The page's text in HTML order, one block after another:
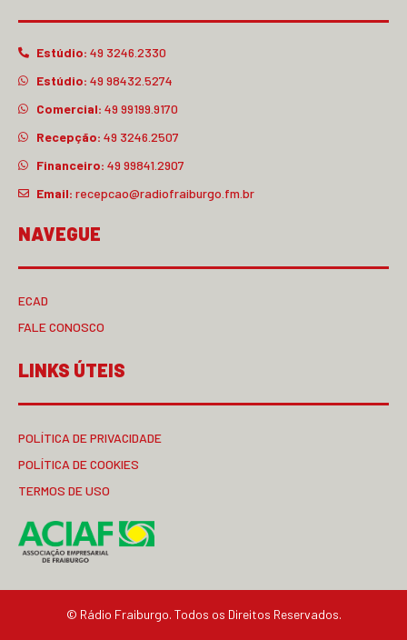
Estúdio: 49 3246.2330
Estúdio: 49 98432.5274
Comercial: 49 99199.9170
Recepção: 49 3246.2507
Financeiro: 49 99841.2907
Email: recepcao@radiofraiburgo.fm.br
NAVEGUE
ECAD
FALE CONOSCO
LINKS ÚTEIS
POLÍTICA DE PRIVACIDADE
POLÍTICA DE COOKIES
TERMOS DE USO
© Rádio Fraiburgo. Todos os Direitos Reservados.